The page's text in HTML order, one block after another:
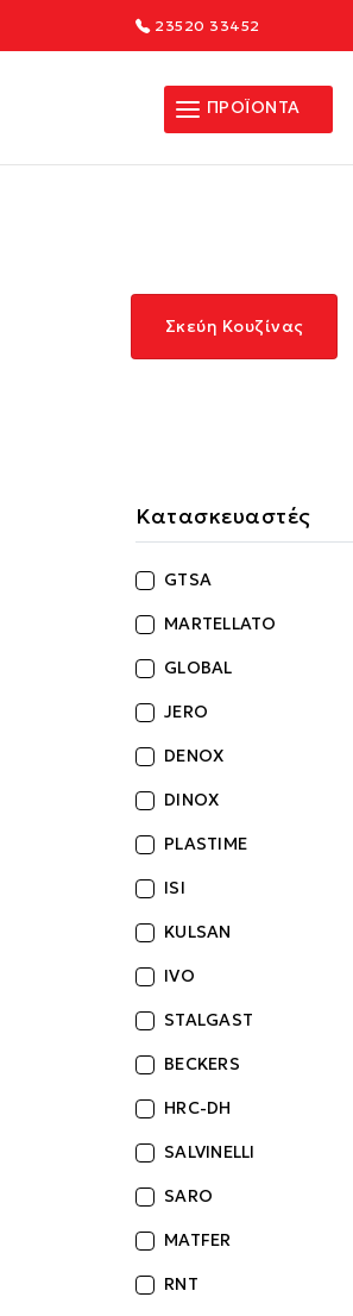
23520 33452
ΠΡΟΪΟΝΤΑ
Σκεύη Κουζίνας
Κατασκευαστές
GTSA
MARTELLATO
GLOBAL
JERO
DENOX
DINOX
PLASTIME
ISI
KULSAN
IVO
STALGAST
BECKERS
HRC-DH
SALVINELLI
SARO
MATFER
RNT